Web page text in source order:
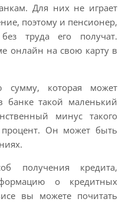
Для них не играет
поэтому и пенсионер,
труда его получат.
онлайн на свою карту в
сумму, которая может
банке такой маленький
минус такого
Он может быть
получения кредита,
о кредитных
вы можете почитать